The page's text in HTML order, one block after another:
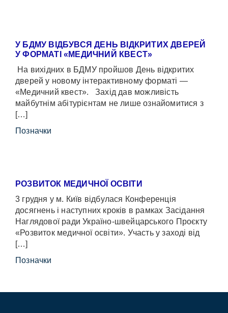
У БДМУ ВІДБУВСЯ ДЕНЬ ВІДКРИТИХ ДВЕРЕЙ
У ФОРМАТІ «МЕДИЧНИЙ КВЕСТ»
На вихідних в БДМУ пройшов День відкритих
дверей у новому інтерактивному форматі —
«Медичний квест». Захід дав можливість
майбутнім абітурієнтам не лише ознайомитися з
[…]
Позначки
РОЗВИТОК МЕДИЧНОЇ ОСВІТИ
3 грудня у м. Київ відбулася Конференція
досягнень і наступних кроків в рамках Засідання
Наглядової ради Україно-швейцарського Проєкту
«Розвиток медичної освіти». Участь у заході від
[…]
Позначки